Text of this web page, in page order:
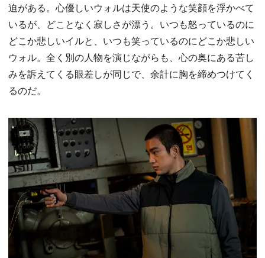
迫がある。心優しいウォルは天使のような笑顔を浮かべて
いるが、どことなく寂しさが漂う。いつも怒っているのに
どこか悲しいイルと、いつも笑っているのにどこか悲しい
ウォル。全く別の人物を演じながらも、心の奥にある苦し
みを訴えてくる眼差しが同じで、余計に胸を締めつけてく
るのだ。